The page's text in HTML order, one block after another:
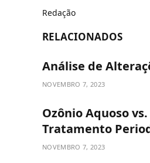
Redação
RELACIONADOS
Análise de
NOVEMBRO 7, 2023
Ozônio Aquoso
Tratamento
NOVEMBRO 7, 2023